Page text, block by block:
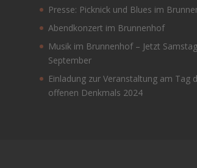
Presse: Picknick und Blues im
Abendkonzert im Brunnenhof
Musik im Brunnenhof – Jetzt
September
Einladung zur Veranstaltung am Tag
offenen Denkmals 2024